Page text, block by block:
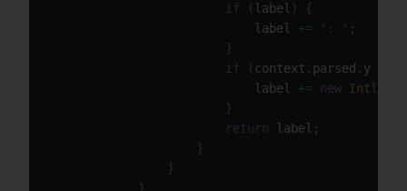
if (label )
{
                            label
+= ': ' ;
}
if
(context . parsed . y
                            label
+= new Intl
}
return label ;
}
}